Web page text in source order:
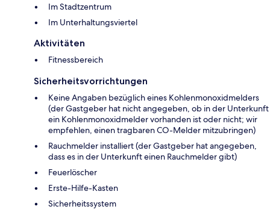
Im Stadtzentrum
Im Unterhaltungsviertel
Aktivitäten
Fitnessbereich
Sicherheitsvorrichtungen
Keine Angaben bezüglich eines Kohlenmonoxidmelders
(der Gastgeber hat nicht angegeben, ob in der Unterkunft
ein Kohlenmonoxidmelder vorhanden ist oder nicht; wir
empfehlen, einen tragbaren CO-Melder mitzubringen)
Rauchmelder installiert (der Gastgeber hat angegeben,
dass es in der Unterkunft einen Rauchmelder gibt)
Feuerlöscher
Ers­te-Hil­fe-Kas­ten
Sicherheitssystem